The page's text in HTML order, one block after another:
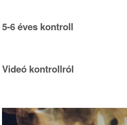
5-6 éves kontroll
Videó kontrollról